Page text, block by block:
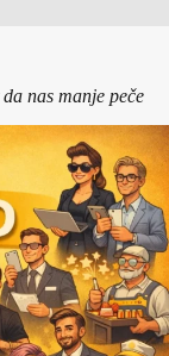
nas manje peče